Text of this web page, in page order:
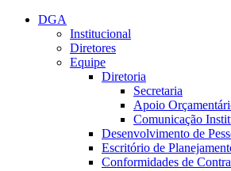
Conteúdo principal
DGA
Institucional
Diretores
Equipe
Diretoria
Secretaria
Apoio
Comunicação
Desenvolvimento de
Escritório de
Conformidades de